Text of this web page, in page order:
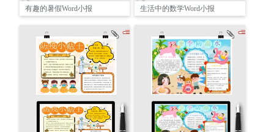
有趣的暑假Word小报 生活中的数学Word小报